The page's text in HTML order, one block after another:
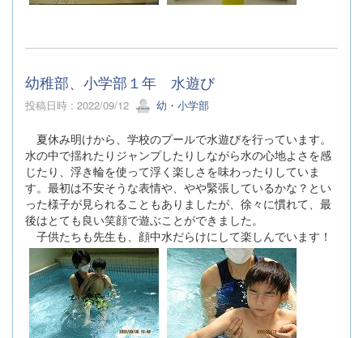
幼稚部、小学部１年 水遊び
投稿日時 : 2022/09/12 幼・小学部
夏休み明けから、学校のプールで水遊びを行っています。
水の中で揺れたりジャンプしたりしながら水の心地よさを感
じたり、浮き輪を使って浮く楽しさを味わったりしていま
す。最初は不安そうな表情や、やや緊張しているかな？とい
った様子が見られることもありましたが、徐々に慣れて、最
後はとても良い笑顔で遊ぶことができました。
子供たちも先生も、顔中水だらけにして楽しんでいます！